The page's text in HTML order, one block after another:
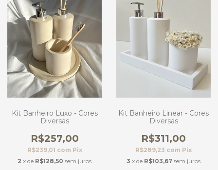
Kit Banheiro Luxo - Cores
Diversas
R$257,00
R$239,01 com Pix
2 x de R$128,50 sem juros
Kit Banheiro Linear - Cores
Diversas
R$311,00
R$289,23 com Pix
3 x de R$103,67 sem juros